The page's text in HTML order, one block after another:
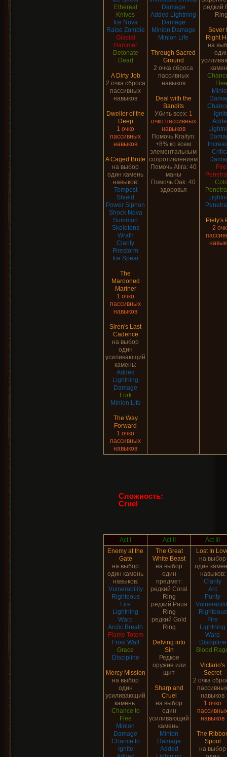
Ethereal
Knives
Ice Nova
Raise Zombie
Glacial
Hammer
Detonate
Dead
A Dirty Job
2 очка сброса
пассивных
навыков
Dweller of the
Deep
1 очко
пассивных
навыков
A Caged Brute
на выбор
один камень
навыков:
Tempest
Shield
Power Siphon
Shock Nova
Summon
Skeletons
Wrath
Clarity
Firestorm
Ice Spear
The
Marooned
Mariner
1 очко
пассивных
навыков
Siren's Last
Cadence
на выбор
один
усиливающий
камень:
Added
Lightning
Damage
Fork
Minion Life
The Way
Forward
1 очко
пассивных
навыков
Damage
Added Lightning
Damage
Minion Damage
Minion Life
Through Sacred
Ground
2 очка сброса
пассивных
навыков
Deal with the
Bandits
Убить всех: 1
очко пассивных
навыков
Помочь Kraityn:
+8% ко всем
элементальным
сопротивлениям
Помочь Alira: 40
маны
Помочь Oak: 40
здоровья
редкий
Sever
Right
на
Flee
Fire
Piety's
2
Сложность:
Cruel
Act I Act II
Act III
Enemy at the
Gate
на выбор
один камень
навыков:
Vulnerability
Righteous
Fire
Lightning
Warp
Arctic Breath
Flame Totem
Frost Wall
Grace
Discipline
Mercy Mission
на выбор
один
усиливающий
камень:
Chance to
Flee
Minion
Damage
Chance to
Ignite
The Great
White Beast
на выбор
один
предмет:
редкий Coral
Ring
редкий Paua
Ring
редкий Gold
Ring
Delving into
Sin
Редкое
оружие или
щит
Sharp and
Cruel
на выбор
один
усиливающий
камень:
Minion
Damage
Added
Lost In
на выбор
один
навыков:
Clarity
Arc
Purity
Righteous
Fire
Lightning
Warp
Discipline
Blood
Victario's
Secret
2 очка
навыков
1 очко
навыков
The
Spool
на выбор